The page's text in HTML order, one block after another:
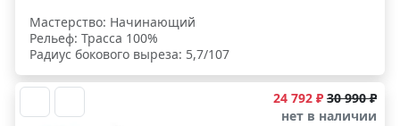
Мастерство: Начинающий
Рельеф: Трасса 100%
Радиус бокового выреза: 5,7/107
24 792 ₽ 30 990 ₽
нет в наличии